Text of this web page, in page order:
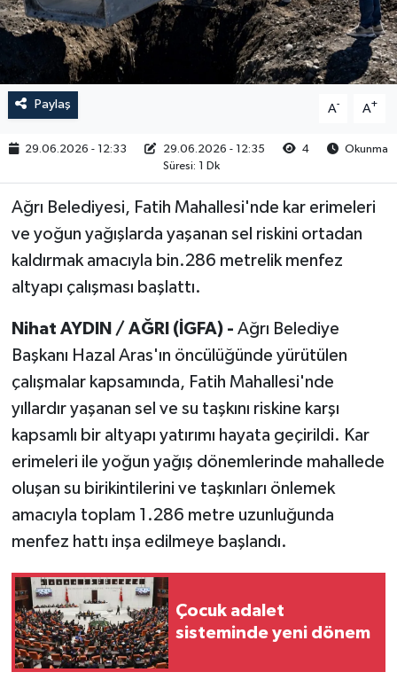
Paylaş A- A+
29.06.2026 - 12:33 29.06.2026 - 12:35 4
Okunma
Süresi: 1 Dk
Ağrı Belediyesi, Fatih Mahallesi'nde kar erimeleri
ve yoğun yağışlarda yaşanan sel riskini ortadan
kaldırmak amacıyla bin.286 metrelik menfez
altyapı çalışması başlattı.
Nihat AYDIN / AĞRI (İGFA) - Ağrı Belediye
Başkanı Hazal Aras'ın öncülüğünde yürütülen
çalışmalar kapsamında, Fatih Mahallesi'nde
yıllardır yaşanan sel ve su taşkını riskine karşı
kapsamlı bir altyapı yatırımı hayata geçirildi. Kar
erimeleri ile yoğun yağış dönemlerinde mahallede
oluşan su birikintilerini ve taşkınları önlemek
amacıyla toplam 1.286 metre uzunluğunda
menfez hattı inşa edilmeye başlandı.
Çocuk adalet
sisteminde yeni dönem
RESMİ İLAN